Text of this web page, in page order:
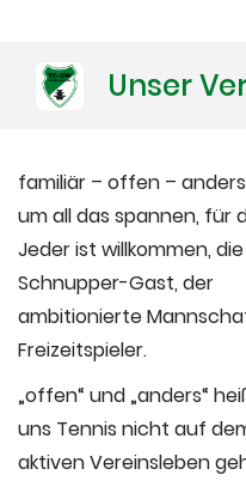
Unser
familiär – offen –
um all das spannen, für
Jeder ist willkommen,
Schnupper-Gast, der
ambitionierte
Freizeitspieler.
„offen“ und „anders“
uns Tennis nicht auf
aktiven Vereinsleben